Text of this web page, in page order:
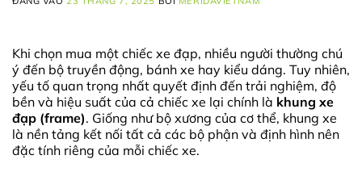
Khi chọn mua một chiếc xe đạp, nhiều người thường chú
ý đến bộ truyền động, bánh xe hay kiểu dáng. Tuy nhiên,
yếu tố quan trọng nhất quyết định đến trải nghiệm, độ
bền và hiệu suất của cả chiếc xe lại chính là khung xe
đạp (frame). Giống như bộ xương của cơ thể, khung xe
là nền tảng kết nối tất cả các bộ phận và định hình nên
đặc tính riêng của mỗi chiếc xe.